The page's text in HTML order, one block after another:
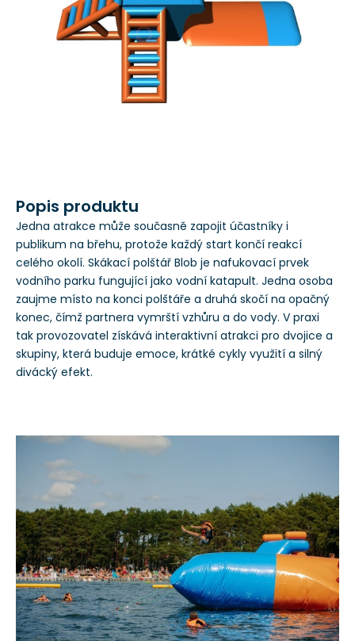
Popis produktu
Jedna atrakce může současně zapojit účastníky i
publikum na břehu, protože každý start končí reakcí
celého okolí. Skákací polštář Blob je nafukovací prvek
vodního parku fungující jako vodní katapult. Jedna osoba
zaujme místo na konci polštáře a druhá skočí na opačný
konec, čímž partnera vymrští vzhůru a do vody. V praxi
tak provozovatel získává interaktivní atrakci pro dvojice a
skupiny, která buduje emoce, krátké cykly využití a silný
divácký efekt.